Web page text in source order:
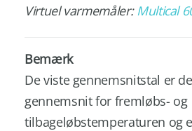
Virtuel varmemåler: Multical
Bemærk
De viste gennemsnitstal er
gennemsnit for fremløbs- og
tilbageløbstemperaturen og